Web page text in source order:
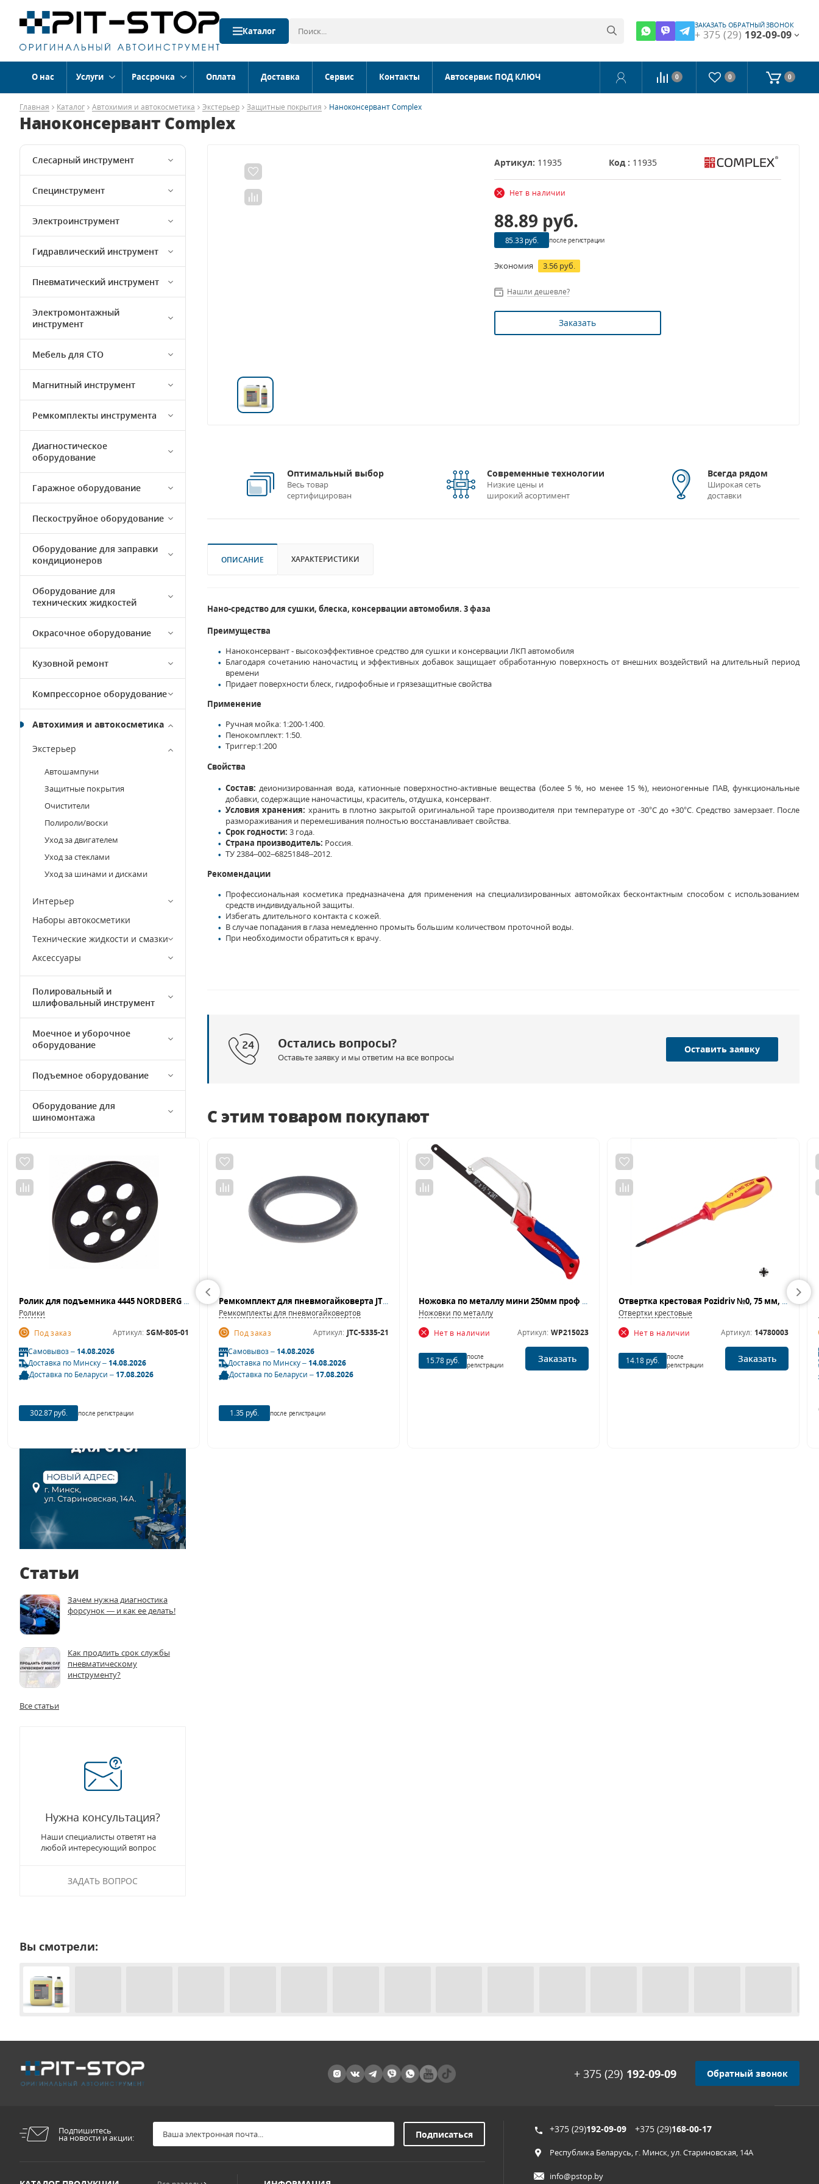
Каталог
ЗАКАЗАТЬ ОБРАТНЫЙ ЗВОНОК
+ 375 (29) 192-09-09
О нас Услуги Рассрочка Оплата Доставка Сервис Контакты Автосервис ПОД КЛЮЧ 0 0 0
Главная Каталог Автохимия и автокосметика Экстерьер Защитные покрытия Наноконсервант Complex
Наноконсервант Complex
Слесарный инструмент
Специнструмент
Электроинструмент
Гидравлический инструмент
Пневматический инструмент
Электромонтажный
инструмент
Мебель для СТО
Магнитный инструмент
Ремкомплекты инструмента
Диагностическое
оборудование
Гаражное оборудование
Пескоструйное оборудование
Оборудование для заправки
кондиционеров
Оборудование для
технических жидкостей
Окрасочное оборудование
Кузовной ремонт
Компрессорное оборудование
Автохимия и автокосметика
Экстерьер
Автошампуни
Защитные покрытия
Очистители
Полироли/воски
Уход за двигателем
Уход за стеклами
Уход за шинами и дисками
Интерьер
Наборы автокосметики
Технические жидкости и смазки
Аксессуары
Полировальный и
шлифовальный инструмент
Моечное и уборочное
оборудование
Подъемное оборудование
Оборудование для
шиномонтажа
Подборки инструмента
Товары на акции
Программное обеспечение для
Статьи
Зачем нужна диагностика
форсунок — и как ее делать!
Как продлить срок службы
пневматическому
инструменту?
Все статьи
Нужна консультация?
Наши специалисты ответят на
любой интересующий вопрос
ЗАДАТЬ ВОПРОС
Артикул: 11935 Код : 11935
Нет в наличии
88.89 руб.
85.33 руб. после регистрации
Экономия 3.56 руб.
Нашли дешевле?
Заказать
Оптимальный выбор
Весь товар
сертифицирован
Современные технологии
Низкие цены и
широкий асортимент
Всегда рядом
Широкая сеть
доставки
ОПИСАНИЕ ХАРАКТЕРИСТИКИ
Нано-средство для сушки, блеска, консервации автомобиля. 3 фаза
Преимущества
Наноконсервант - высокоэффективное средство для сушки и консервации ЛКП автомобиля
Благодаря сочетанию наночастиц и эффективных добавок защищает обработанную поверхность от внешних воздействий на длительный период
времени
Придает поверхности блеск, гидрофобные и грязезащитные свойства
Применение
Ручная мойка: 1:200-1:400.
Пенокомплект: 1:50.
Триггер:1:200
Свойства
Состав: деионизированная вода, катионные поверхностно-активные вещества (более 5 %, но менее 15 %), неионогенные ПАВ, функциональные
добавки, содержащие наночастицы, краситель, отдушка, консервант.
Условия хранения: хранить в плотно закрытой оригинальной таре производителя при температуре от -30°С до +30°С. Средство замерзает. После
размораживания и перемешивания полностью восстанавливает свойства.
Срок годности: 3 года.
Страна производитель: Россия.
ТУ 2384–002–68251848–2012.
Рекомендации
Профессиональная косметика предназначена для применения на специализированных автомойках бесконтактным способом с использованием
средств индивидуальной защиты.
Избегать длительного контакта с кожей.
В случае попадания в глаза немедленно промыть большим количеством проточной воды.
При необходимости обратиться к врачу.
Остались вопросы?
Оставьте заявку и мы ответим на все вопросы
Оставить заявку
С этим товаром покупают
Ролик для подъемника 4445 NORDBERG SGM-805-01
Ролики
Под заказ
Артикул: SGM-805-01
Самовывоз –14.08.2026
Доставка по Минску –14.08.2026
Доставка по Беларуси –17.08.2026
302.87 руб. после регистрации
Ремкомплект для пневмогайковерта JTC-5335 (21) кольцо уплотнительное JTC
Ремкомплекты для пневмогайковертов
Под заказ
Артикул: JTC-5335-21
Самовывоз –14.08.2026
Доставка по Минску –14.08.2026
Доставка по Беларуси –17.08.2026
1.35 руб. после регистрации
Ножовка по металлу мини 250мм проф WP215023 WORKPRO
Ножовки по металлу
Нет в наличии
Артикул: WP215023
15.78 руб.
после
регистрации
Заказать
Отвертка крестовая Pozidriv №0, 75 мм, диэлектрическая KING TONY 14780003
Отвертки крестовые
Нет в наличии
Артикул: 14780003
14.18 руб.
после
регистрации
Заказать
Вы смотрели:
+ 375 (29) 192-09-09 Обратный звонок
Подпишитесь
на новости и акции:
+375 (29)192-09-09 +375 (29)168-00-17
Республика Беларусь, г. Минск, ул. Стариновская, 14А
info@pstop.by